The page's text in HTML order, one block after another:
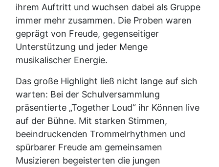
ihrem Auftritt und wuchsen dabei als Gruppe
immer mehr zusammen. Die Proben waren
geprägt von Freude, gegenseitiger
Unterstützung und jeder Menge
musikalischer Energie.
Das große Highlight ließ nicht lange auf sich
warten: Bei der Schulversammlung
präsentierte „Together Loud“ ihr Können live
auf der Bühne. Mit starken Stimmen,
beeindruckenden Trommelrhythmen und
spürbarer Freude am gemeinsamen
Musizieren begeisterten die jungen